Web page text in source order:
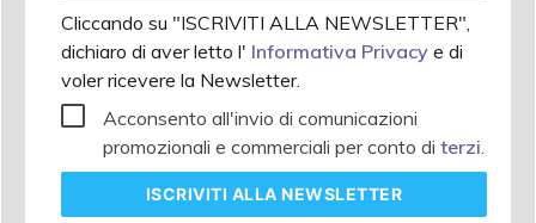
Cliccando su "ISCRIVITI ALLA NEWSLETTER",
dichiaro di aver letto l' Informativa Privacy e di
voler ricevere la Newsletter.
Acconsento all'invio di comunicazioni
promozionali e commerciali per conto di terzi.
ISCRIVITI ALLA NEWSLETTER